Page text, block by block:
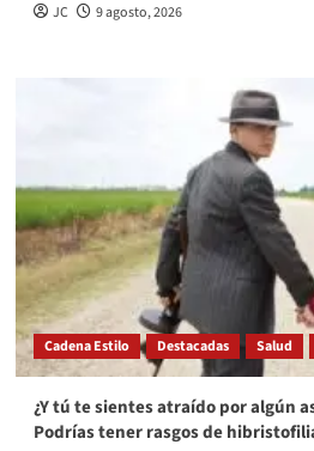
JC 9 agosto, 2026
Cadena Estilo Destacadas Salud
¿Y tú te sientes atraído por algún
Podrías tener rasgos de